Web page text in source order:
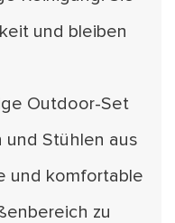
und bleiben
Outdoor-Set
und Stühlen aus
und komfortable
zu